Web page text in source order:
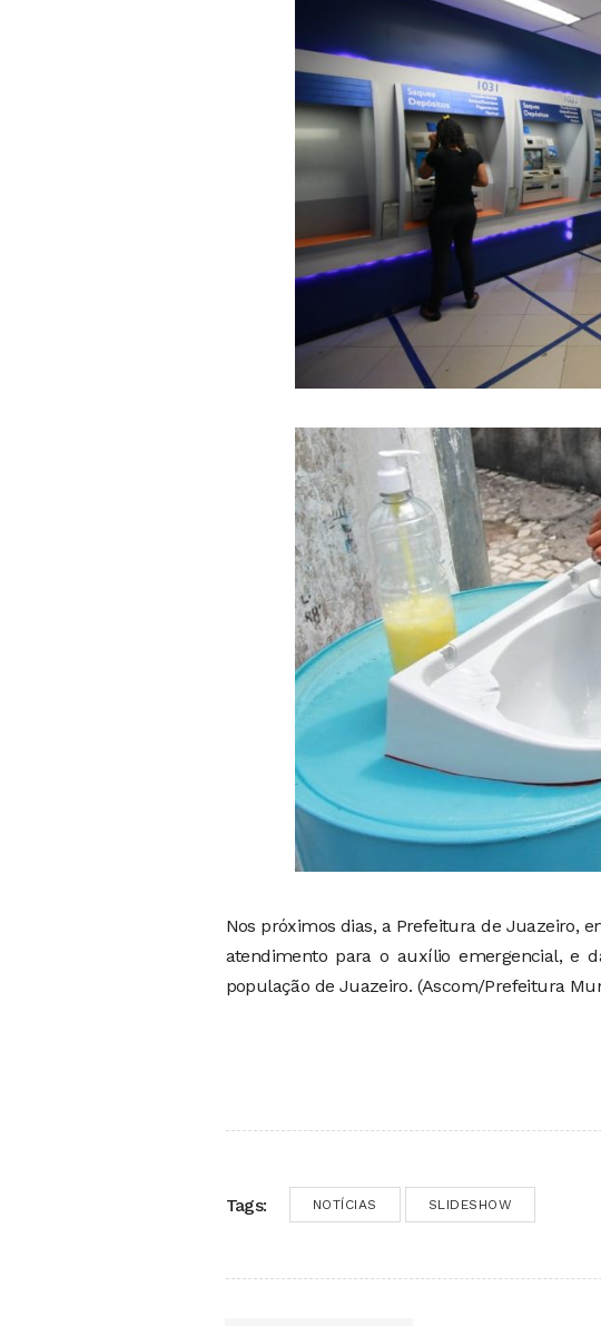
Nos próximos dias, a Prefeitura de Juazeiro,
atendimento para o auxílio emergencial, e
população de Juazeiro. (Ascom/Prefeitura
Tags: NOTÍCIAS SLIDESHOW